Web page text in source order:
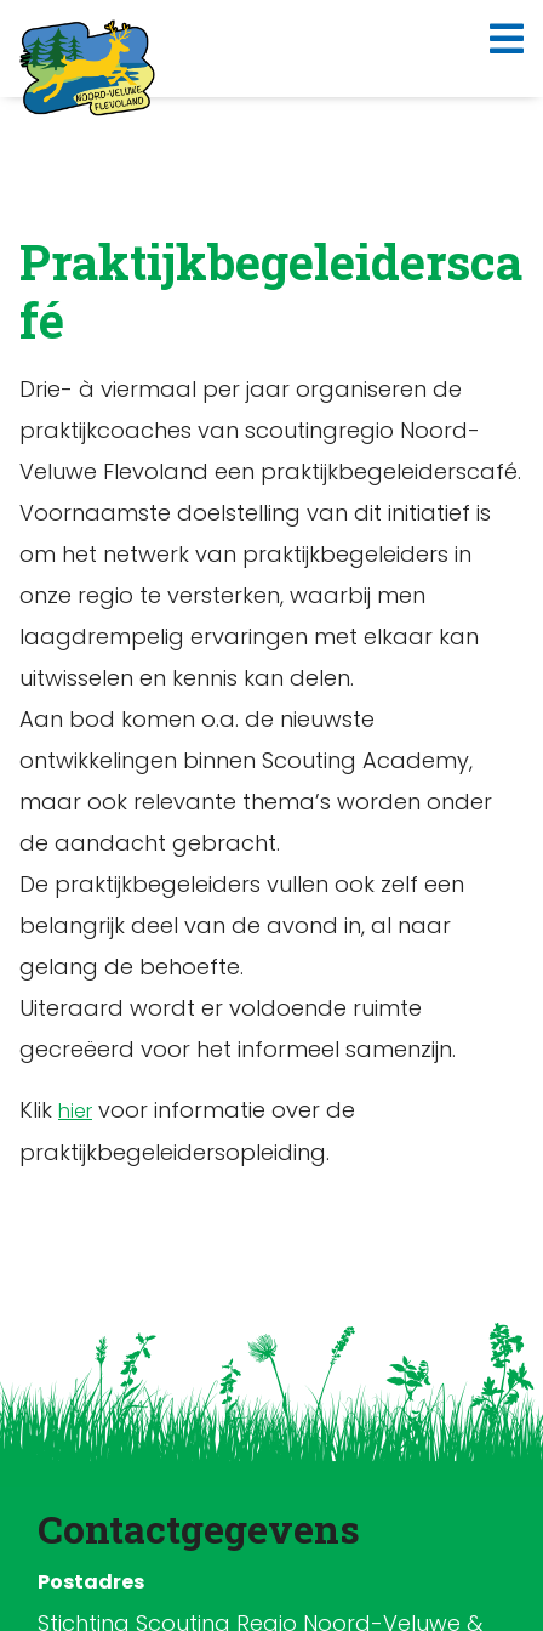
Praktijkbegeleidersca
fé
Drie- à viermaal per jaar organiseren de
praktijkcoaches van scoutingregio Noord-
Veluwe Flevoland een praktijkbegeleiderscafé.
Voornaamste doelstelling van dit initiatief is
om het netwerk van praktijkbegeleiders in
onze regio te versterken, waarbij men
laagdrempelig ervaringen met elkaar kan
uitwisselen en kennis kan delen.
Aan bod komen o.a. de nieuwste
ontwikkelingen binnen Scouting Academy,
maar ook relevante thema’s worden onder
de aandacht gebracht.
De praktijkbegeleiders vullen ook zelf een
belangrijk deel van de avond in, al naar
gelang de behoefte.
Uiteraard wordt er voldoende ruimte
gecreëerd voor het informeel samenzijn.
Klik hier voor informatie over de
praktijkbegeleidersopleiding.
Contactgegevens
Postadres
Stichting Scouting Regio Noord-Veluwe &